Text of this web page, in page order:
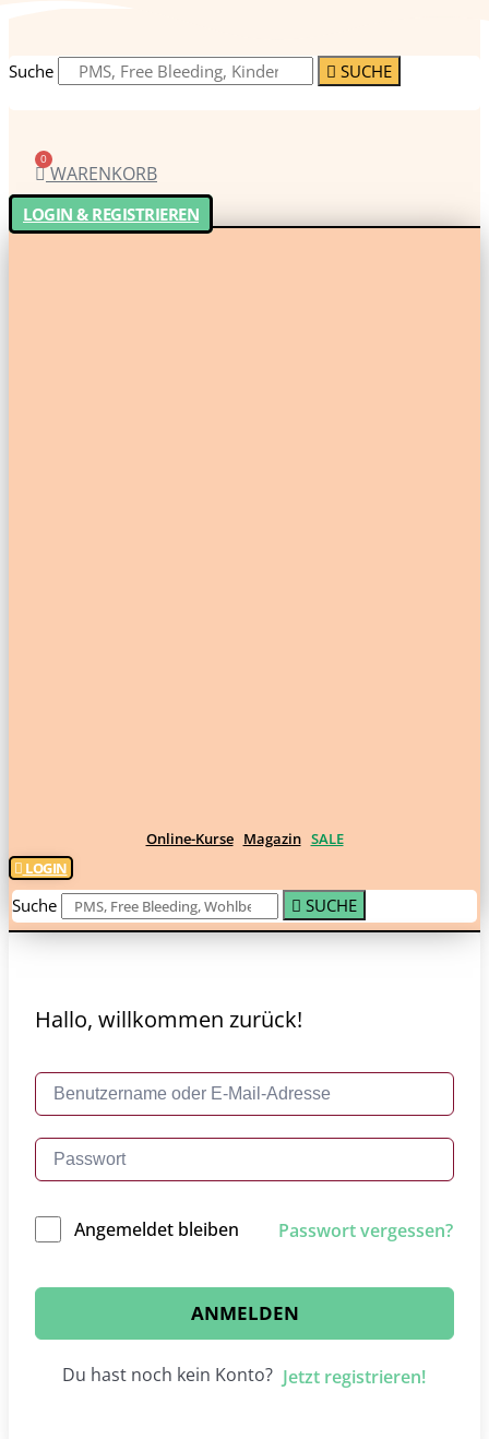
Suche SUCHE
0
WARENKORB
LOGIN & REGISTRIEREN
Online-Kurse Magazin SALE
LOGIN
Suche SUCHE
Hallo, willkommen zurück!
Angemeldet bleiben Passwort vergessen?
ANMELDEN
Du hast noch kein Konto? Jetzt registrieren!